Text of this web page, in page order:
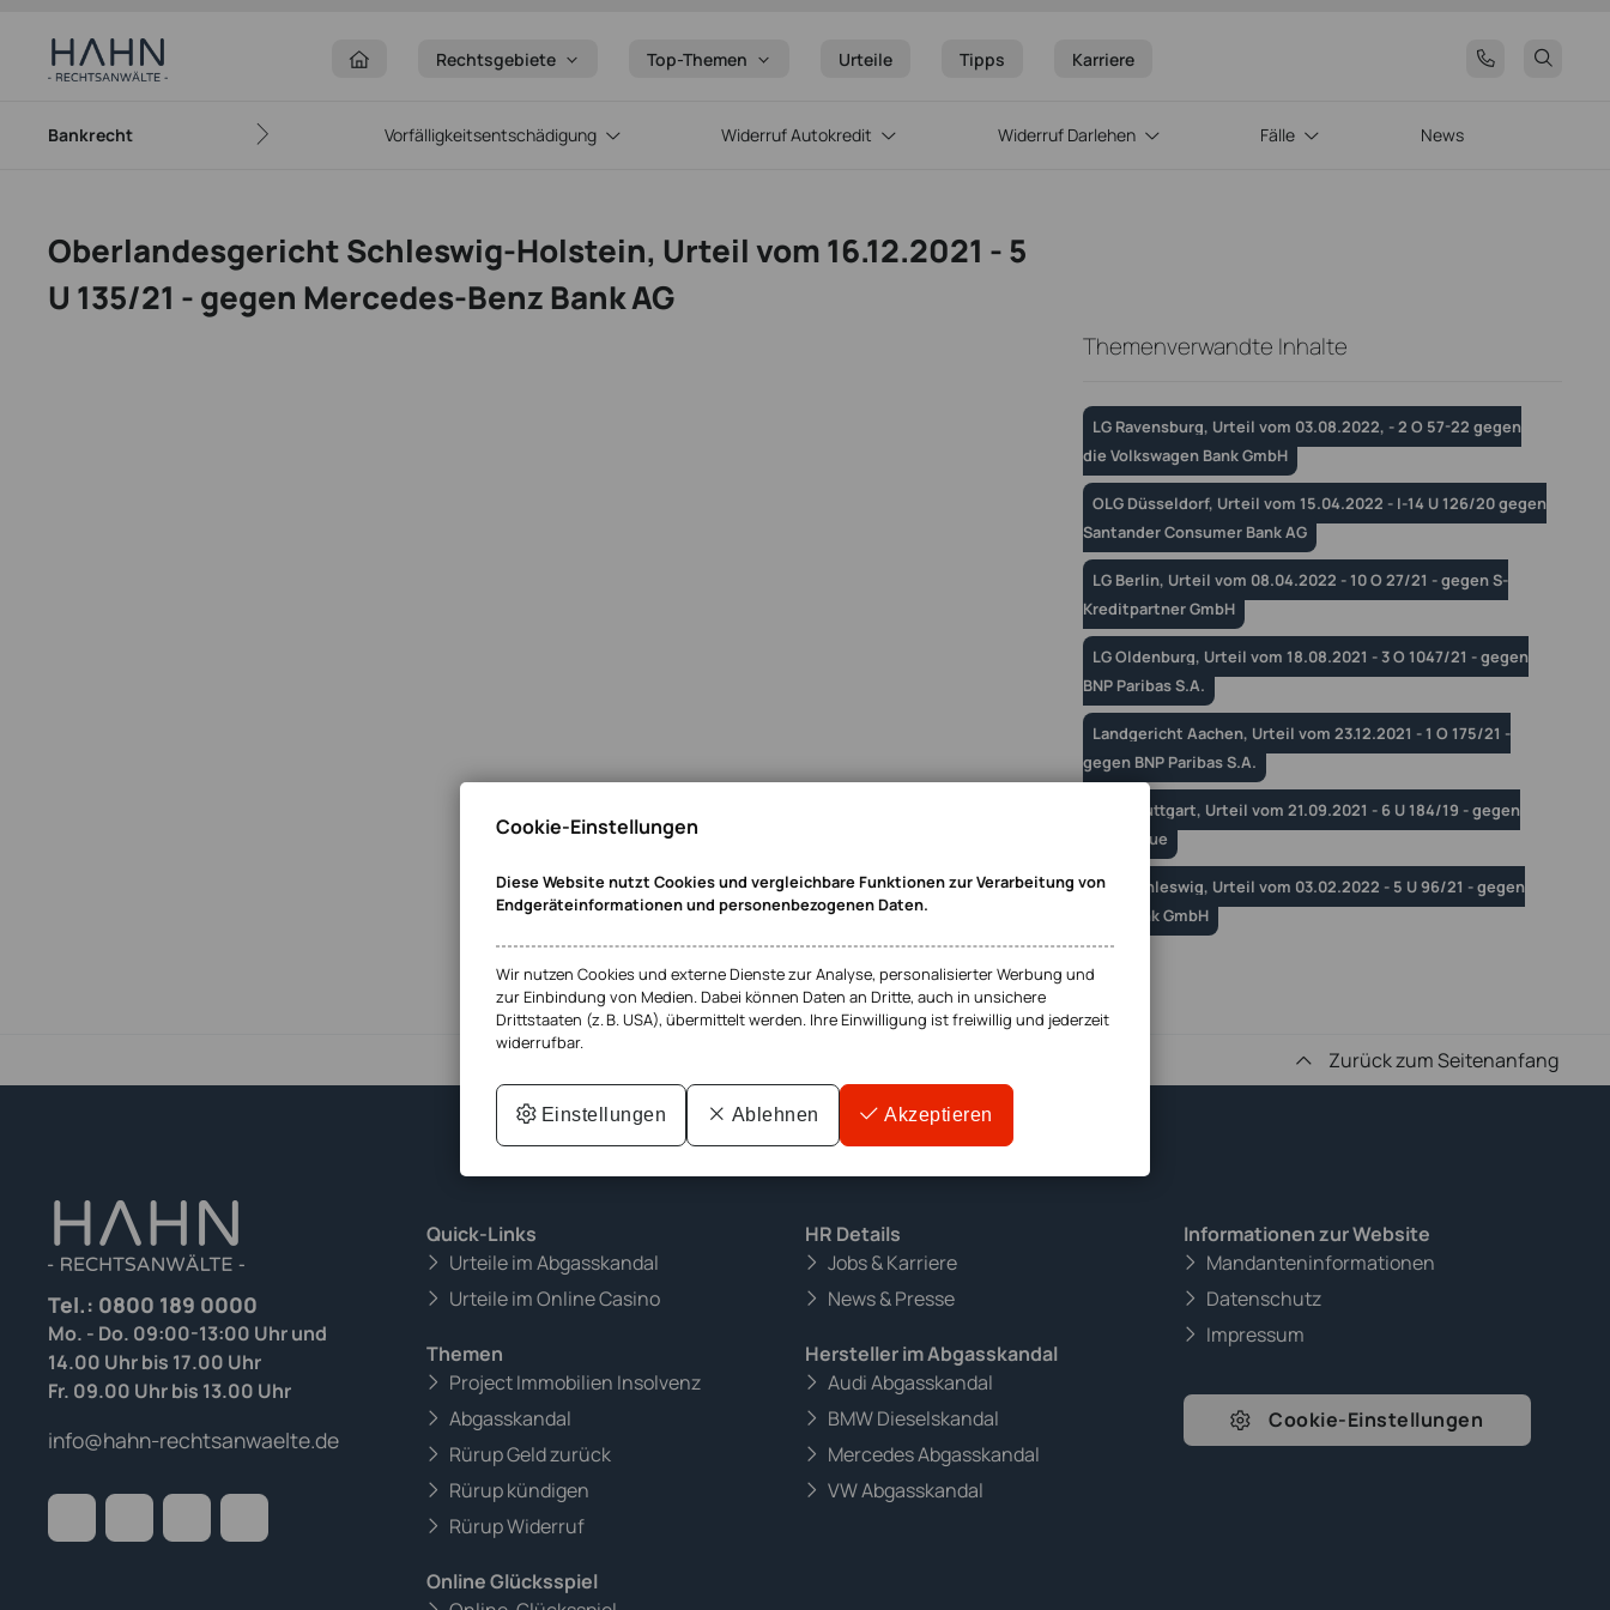
Rechtsgebiete Top-Themen Urteile Tipps Karriere
Bankrecht Vorfälligkeitsentschädigung Widerruf Autokredit Widerruf Darlehen Fälle News
Oberlandesgericht Schleswig-Holstein, Urteil vom 16.12.2021 - 5
U 135/21 - gegen Mercedes-Benz Bank AG
Themenverwandte Inhalte
LG Ravensburg, Urteil vom 03.08.2022, - 2 O 57-22 gegen
die Volkswagen Bank GmbH
OLG Düsseldorf, Urteil vom 15.04.2022 - I-14 U 126/20 gegen
Santander Consumer Bank AG
LG Berlin, Urteil vom 08.04.2022 - 10 O 27/21 - gegen S-
Kreditpartner GmbH
LG Oldenburg, Urteil vom 18.08.2021 - 3 O 1047/21 - gegen
BNP Paribas S.A.
Landgericht Aachen, Urteil vom 23.12.2021 - 1 O 175/21 -
gegen BNP Paribas S.A.
OLG Stuttgart, Urteil vom 21.09.2021 - 6 U 184/19 - gegen
RCI Banque
OLG Schleswig, Urteil vom 03.02.2022 - 5 U 96/21 - gegen
BMW Bank GmbH
Zurück zum Seitenanfang
Tel.: 0800 189 0000
Mo. - Do. 09:00-13:00 Uhr und
14.00 Uhr bis 17.00 Uhr
Fr. 09.00 Uhr bis 13.00 Uhr
info@hahn-rechtsanwaelte.de
Quick-Links
Urteile im Abgasskandal
Urteile im Online Casino
Themen
Project Immobilien Insolvenz
Abgasskandal
Rürup Geld zurück
Rürup kündigen
Rürup Widerruf
Online Glücksspiel
HR Details
Jobs & Karriere
News & Presse
Hersteller im Abgasskandal
Audi Abgasskandal
BMW Dieselskandal
Mercedes Abgasskandal
VW Abgasskandal
Informationen zur Website
Mandanteninformationen
Datenschutz
Impressum
Cookie-Einstellungen
Cookie-Einstellungen
Diese Website nutzt Cookies und vergleichbare Funktionen zur Verarbeitung von
Endgeräteinformationen und personenbezogenen Daten.
Wir nutzen Cookies und externe Dienste zur Analyse, personalisierter Werbung und
zur Einbindung von Medien. Dabei können Daten an Dritte, auch in unsichere
Drittstaaten (z. B. USA), übermittelt werden. Ihre Einwilligung ist freiwillig und jederzeit
widerrufbar.
Ablehnen
Einstellungen Akzeptieren